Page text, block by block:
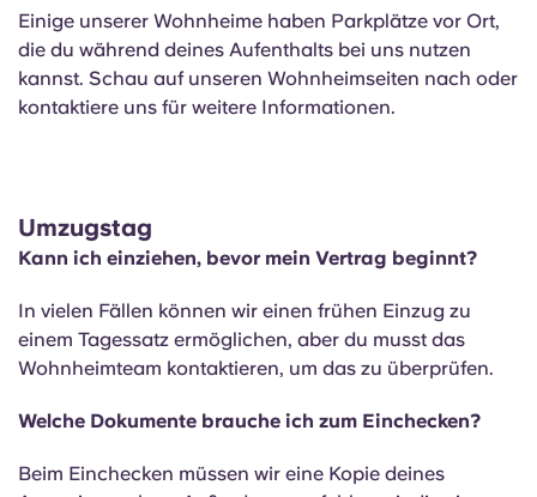
Einige unserer Wohnheime haben Parkplätze vor Ort,
die du während deines Aufenthalts bei uns nutzen
kannst. Schau auf unseren Wohnheimseiten nach oder
kontaktiere uns für weitere Informationen.
Umzugstag
Kann ich einziehen, bevor mein Vertrag beginnt?
In vielen Fällen können wir einen frühen Einzug zu
einem Tagessatz ermöglichen, aber du musst das
Wohnheimteam kontaktieren, um das zu überprüfen.
Welche Dokumente brauche ich zum Einchecken?
Beim Einchecken müssen wir eine Kopie deines